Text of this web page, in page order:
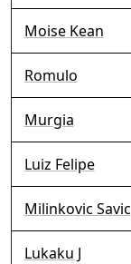
Moise Kean
Romulo
Murgia
Luiz Felipe
Milinkovic Savic
Lukaku J